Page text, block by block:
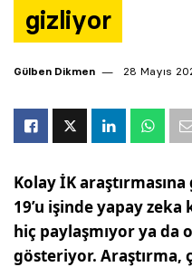
gizliyor
Gülben Dikmen 28 Mayıs
Kolay İK
19’u işinde yapay zeka
hiç paylaşmıyor ya da
gösteriyor. Araştırma,